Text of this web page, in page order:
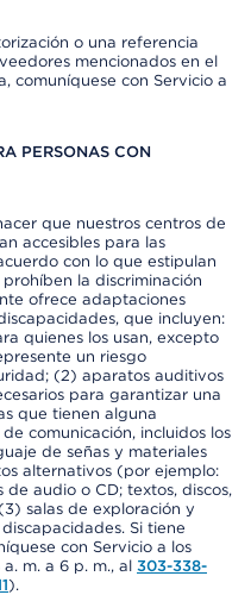
o una referencia
mencionados en el
comuníquese con Servicio a
PERSONAS CON
que nuestros centros de
accesibles para las
con lo que estipulan
la discriminación
ofrece adaptaciones
que incluyen:
quienes los usan, excepto
un riesgo
(2) aparatos auditivos
para garantizar una
que tienen alguna
comunicación, incluidos los
de señas y materiales
alternativos (por ejemplo:
audio o CD; textos, discos,
salas de exploración y
Si tiene
con Servicio a los
m. a 6 p. m., al 303-338-
).